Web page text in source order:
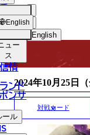
English
ョッ
プ
ュー
ス
情
ンド
ンサ
ール
English
2024年10月25日
対戦カード